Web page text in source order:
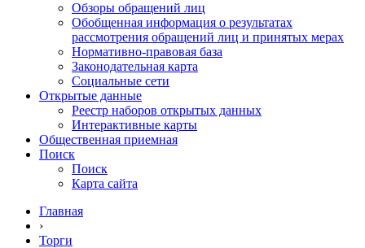
Обзоры обращений лиц
Обобщенная информация о результатах
рассмотрения обращений лиц и принятых мерах
Нормативно-правовая база
Законодательная карта
Социальные сети
Открытые данные
Реестр наборов открытых данных
Интерактивные карты
Общественная приемная
Поиск
Поиск
Карта сайта
Главная
›
Торги